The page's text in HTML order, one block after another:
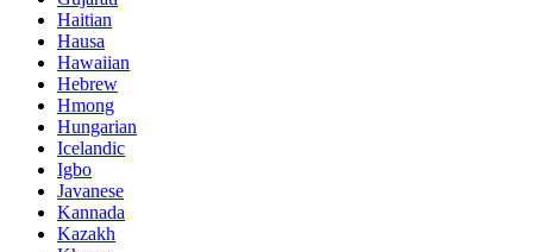
Haitian
Hausa
Hawaiian
Hebrew
Hmong
Hungarian
Icelandic
Igbo
Javanese
Kannada
Kazakh